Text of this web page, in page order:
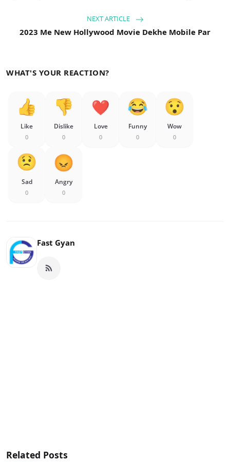
NEXT ARTICLE
2023 Me New Hollywood Movie Dekhe Mobile Par
WHAT'S YOUR REACTION?
Like
0
Dislike
0
Love
0
Funny
0
Wow
0
Sad
0
Angry
0
Fast Gyan
Related Posts